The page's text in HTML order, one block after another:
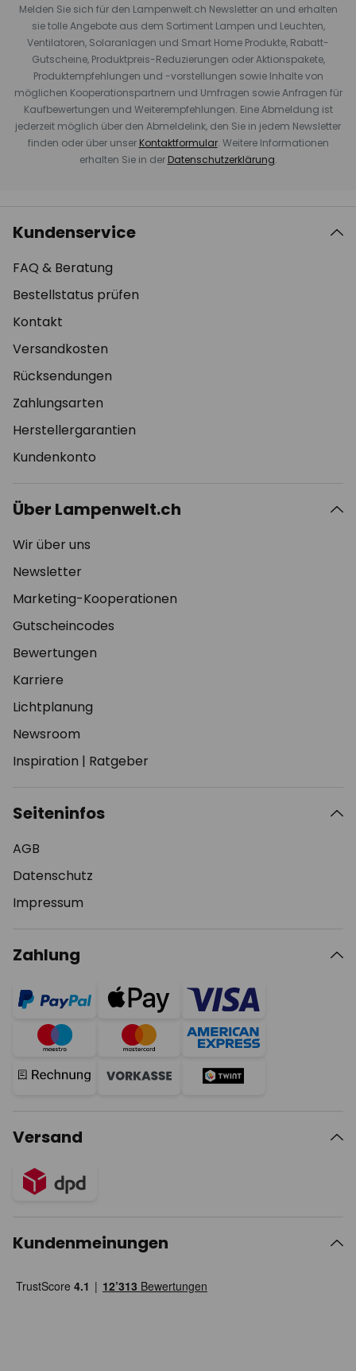
Melden Sie sich für den Lampenwelt.ch Newsletter an und erhalten
sie tolle Angebote aus dem Sortiment Lampen und Leuchten,
Ventilatoren, Solaranlagen und Smart Home Produkte, Rabatt-
Gutscheine, Produktpreis-Reduzierungen oder Aktionspakete,
Produktempfehlungen und -vorstellungen sowie Inhalte von
möglichen Kooperationspartnern und Umfragen sowie Anfragen für
Kaufbewertungen und Weiterempfehlungen. Eine Abmeldung ist
jederzeit möglich über den Abmeldelink, den Sie in jedem Newsletter
finden oder über unser Kontaktformular. Weitere Informationen
erhalten Sie in der Datenschutzerklärung.
Kundenservice
FAQ & Beratung
Bestellstatus prüfen
Kontakt
Versandkosten
Rücksendungen
Zahlungsarten
Herstellergarantien
Kundenkonto
Über Lampenwelt.ch
Wir über uns
Newsletter
Marketing-Kooperationen
Gutscheincodes
Bewertungen
Karriere
Lichtplanung
Newsroom
Inspiration | Ratgeber
Seiteninfos
AGB
Datenschutz
Impressum
Zahlung
Versand
Kundenmeinungen